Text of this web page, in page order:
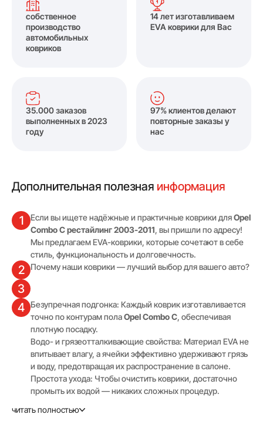
собственное
производство
автомобильных
ковриков
14 лет изготавливаем
EVA коврики для Вас
35.000 заказов
выполненных в 2023
году
97% клиентов делают
повторные заказы у
нас
Дополнительная полезная информация
2 Почему наши коврики — лучший выбор для вашего авто?
3
4 Безупречная подгонка: Каждый коврик изготавливается
точно по контурам полаOpel Combo C, обеспечивая
плотную посадку.
Водо- и грязеотталкивающие свойства: Материал EVA не
впитывает влагу, а ячейки эффективно удерживают грязь
и воду, предотвращая их распространение в салоне.
Простота ухода: Чтобы очистить коврики, достаточно
промыть их водой — никаких сложных процедур.
свою форму и эластичность при любых погодных
1 Если вы ищете надёжные и практичные коврики дляOpel
Combo C рестайлинг 2003-2011, вы пришли по адресу!
Мы предлагаем EVA-коврики, которые сочетают в себе
стиль, функциональность и долговечность.
читать полностью